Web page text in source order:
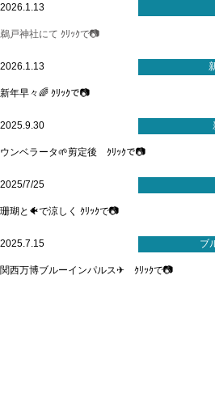
2026.1.13
鵜戸神社にて ｸﾘｯｸで📷
2026.1.13
新年早々🌈 ｸﾘｯｸで📷
2025.9.30
ウンベラータ🌱剪定後 ｸﾘｯｸで📷
2025/7/25
珊瑚と🐠で涼しく ｸﾘｯｸで📷
2025.7.15 ブ
関西万博ブルーインパルス✈ ｸﾘｯｸで📷